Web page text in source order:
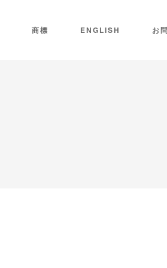
商標 ENGLISH お